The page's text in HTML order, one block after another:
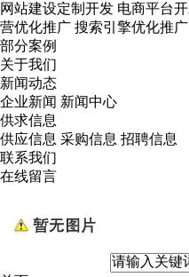
网站建设定制开发 电商平台
营优化推广 搜索引擎优化推广
部分案例
关于我们
新闻动态
企业新闻 新闻中心
供求信息
供应信息 采购信息 招聘信息
联系我们
在线留言